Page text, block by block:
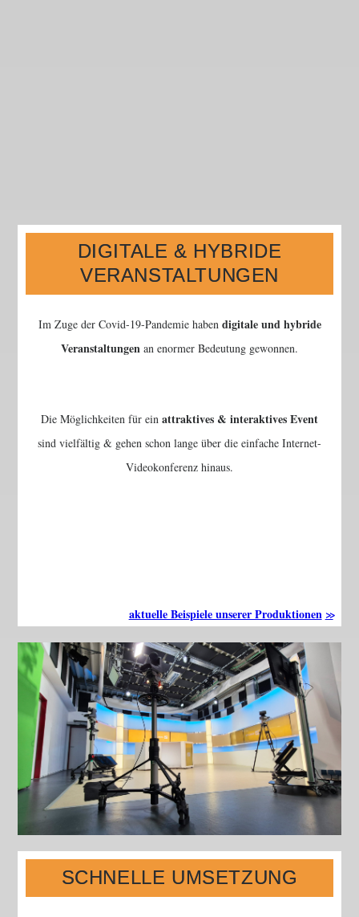
DIGITALE & HYBRIDE
VERANSTALTUNGEN
Im Zuge der Covid-19-Pandemie haben digitale und hybride
Veranstaltungen an enormer Bedeutung gewonnen.
Die Möglichkeiten für ein attraktives & interaktives Event
sind vielfältig & gehen schon lange über die einfache Internet-
Videokonferenz hinaus.
aktuelle Beispiele unserer Produktionen
SCHNELLE UMSETZUNG